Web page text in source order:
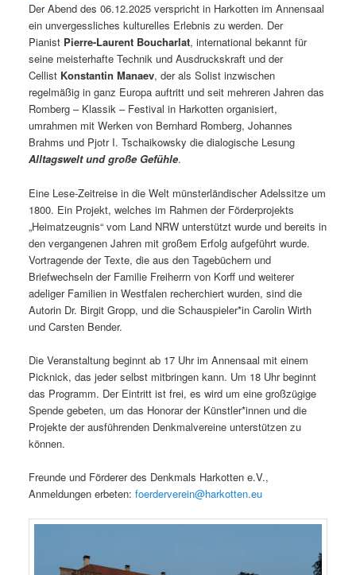
Der Abend des 06.12.2025 verspricht in Harkotten im Annensaal
ein unvergessliches kulturelles Erlebnis zu werden. Der
Pianist Pierre-Laurent Boucharlat, international bekannt für
seine meisterhafte Technik und Ausdruckskraft und der
Cellist Konstantin Manaev, der als Solist inzwischen
regelmäßig in ganz Europa auftritt und seit mehreren Jahren das
Romberg – Klassik – Festival in Harkotten organisiert,
umrahmen mit Werken von Bernhard Romberg, Johannes
Brahms und Pjotr I. Tschaikowsky die dialogische Lesung
Alltagswelt und große Gefühle.
Eine Lese-Zeitreise in die Welt münsterländischer Adelssitze um
1800. Ein Projekt, welches im Rahmen der Förderprojekts
„Heimatzeugnis“ vom Land NRW unterstützt wurde und bereits in
den vergangenen Jahren mit großem Erfolg aufgeführt wurde.
Vortragende der Texte, die aus den Tagebüchern und
Briefwechseln der Familie Freiherrn von Korff und weiterer
adeliger Familien in Westfalen recherchiert wurden, sind die
Autorin Dr. Birgit Gropp, und die Schauspieler*in Carolin Wirth
und Carsten Bender.
Die Veranstaltung beginnt ab 17 Uhr im Annensaal mit einem
Picknick, das jeder selbst mitbringen kann. Um 18 Uhr beginnt
das Programm. Der Eintritt ist frei, es wird um eine großzügige
Spende gebeten, um das Honorar der Künstler*innen und die
Projekte der ausführenden Denkmalvereine unterstützen zu
können.
Freunde und Förderer des Denkmals Harkotten e.V.,
Anmeldungen erbeten:foerderverein@harkotten.eu